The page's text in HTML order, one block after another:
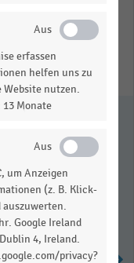
erfassen
helfen uns zu
Website nutzen.
Monate
um Anzeigen
(z. B. Klick-
auszuwerten.
Google Ireland
4, Ireland.
privacy?